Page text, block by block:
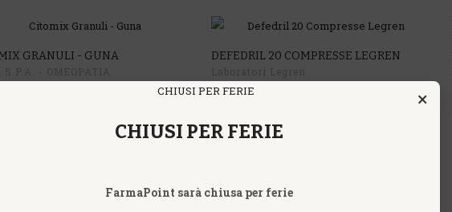
GRANULI - GUNA DEFEDRIL 20 COMPRESSE LEGREN
×
CHIUSI PER FERIE
FarmaPoint sarà chiusa per ferie